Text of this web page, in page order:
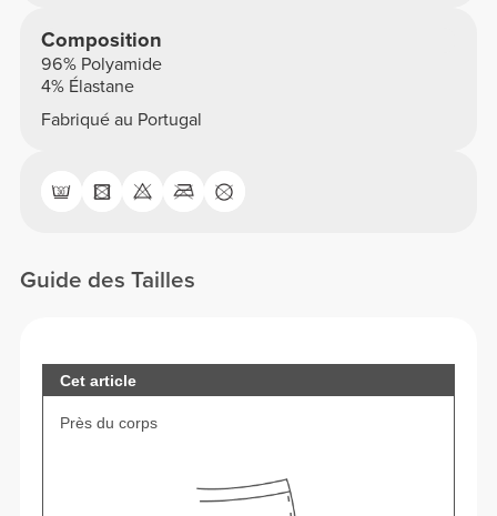
Composition
96% Polyamide
4% Élastane
Fabriqué au Portugal
Guide des Tailles
Cet article
Près du corps